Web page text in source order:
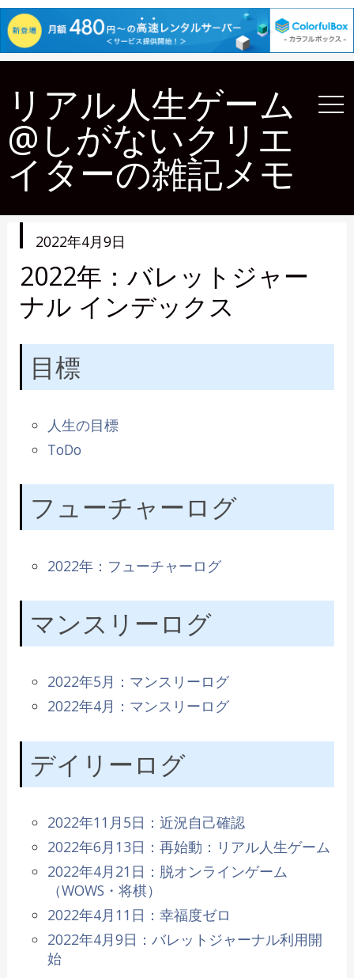
リアル人生ゲーム
@しがないクリエ
イターの雑記メモ
投
日
2022年4月9日
2022年：バレットジャー
ナル インデックス
目標
人生の目標
ToDo
フューチャーログ
2022年：フューチャーログ
マンスリーログ
2022年5月：マンスリーログ
2022年4月：マンスリーログ
デイリーログ
2022年11月5日：近況自己確認
2022年6月13日：再始動：リアル人生ゲーム
2022年4月21日：脱オンラインゲーム
（WOWS・将棋）
2022年4月11日：幸福度ゼロ
2022年4月9日：バレットジャーナル利用開
始